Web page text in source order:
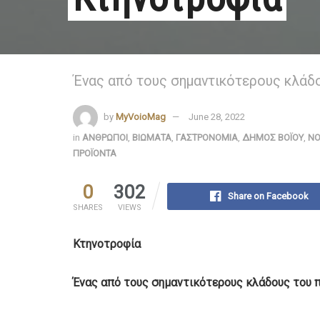
Ένας από τους σημαντικότερους
by MyVoioMag
June 28, 2022
in ΑΝΘΡΩΠΟΙ, ΒΙΩΜΑΤΑ, ΓΑΣΤΡΟΝΟΜΙΑ, ΔΗΜΟΣ ΒΟΪΟΥ,
ΠΡΟΪΟΝΤΑ
0
SHARES
302
VIEWS
Share on Facebook
Κτηνοτροφία
Ένας από τους σημαντικότερους κλάδους του